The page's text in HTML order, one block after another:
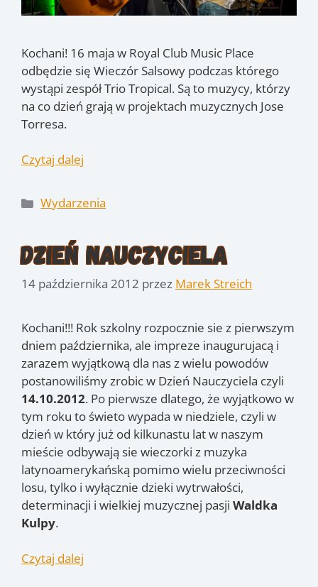
Kochani! 16 maja w Royal Club Music Place
odbędzie się Wieczór Salsowy podczas którego
wystąpi zespół Trio Tropical. Są to muzycy, którzy
na co dzień grają w projektach muzycznych Jose
Torresa.
Czytaj dalej
Kategorie
Wydarzenia
Dzień Nauczyciela
14 października 2012 przez Marek Streich
Kochani!!! Rok szkolny rozpocznie sie z pierwszym
dniem października, ale impreze inaugurujacą i
zarazem wyjątkową dla nas z wielu powodów
postanowiliśmy zrobic w Dzień Nauczyciela czyli
14.10.2012. Po pierwsze dlatego, że wyjątkowo w
tym roku to świeto wypada w niedziele, czyli w
dzień w który już od kilkunastu lat w naszym
mieście odbywają sie wieczorki z muzyka
latynoamerykańską pomimo wielu przeciwności
losu, tylko i wyłącznie dzieki wytrwałości,
determinacji i wielkiej muzycznej pasji Waldka
Kulpy.
Czytaj dalej